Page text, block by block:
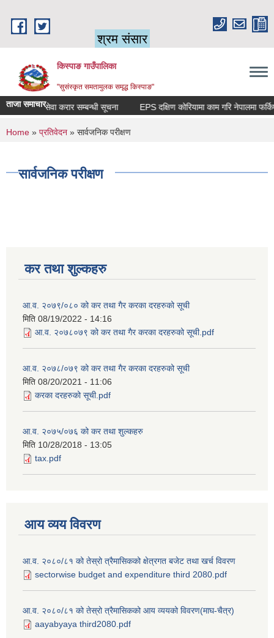
श्रम संसार
किस्पाङ गाउँपालिका
"सुसंस्कृत समतामुलक समृद्ध किस्पाङ"
ताजा समाचारसेवा करार सम्बन्धी सूचना
You are here
Home » प्रतिवेदन » सार्वजनिक परीक्षण
सार्वजनिक परीक्षण
कर तथा शुल्कहरु
आ.व. २०७९/०८० को कर तथा गैर करका दरहरुको सूची
मिति 08/19/2022 - 14:16
आ.व. २०७८०७९ को कर तथा गैर करका दरहरुको सूची.pdf
आ.व. २०७८/०७९ को कर तथा गैर करका दरहरुको सूची
मिति 08/20/2021 - 11:06
करका दरहरुको सूची.pdf
आ.व. २०७५/०७६ को कर तथा शुल्कहरु
मिति 10/28/2018 - 13:05
tax.pdf
आय व्यय विवरण
आ.व. २०८०/८१ को तेस्रो त्रैमासिकको क्षेत्रगत बजेट तथा खर्च विवरण
sectorwise budget and expenditure third 2080.pdf
आ.व. २०८०/८१ को तेस्रो त्रैमासिकको आय व्ययको विवरण(माघ-चैत्र)
aayabyaya third2080.pdf